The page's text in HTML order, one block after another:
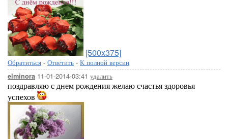
[500x375]
Обратиться - Ответить - К полной версии
elminora 11-01-2014-03:41 удалить
поздравляю с днем рождения желаю счастья здоровья
успехов